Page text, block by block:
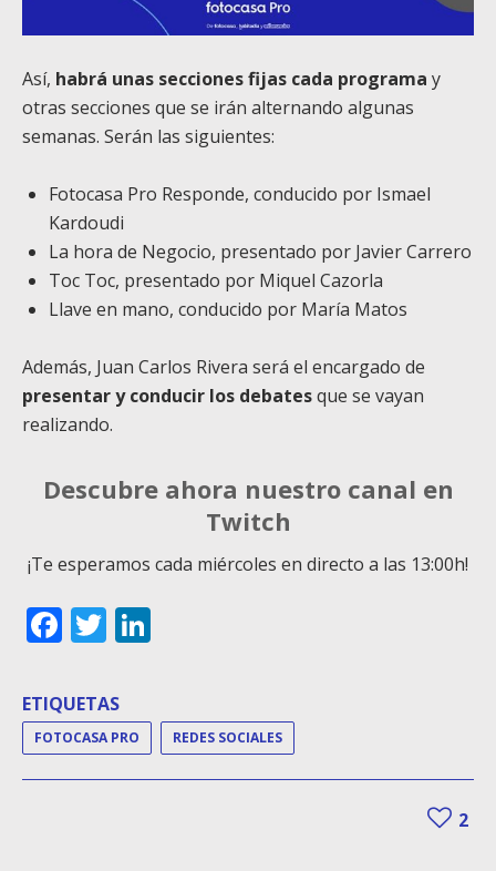
Así, habrá unas secciones fijas cada programa y
otras secciones que se irán alternando algunas
semanas. Serán las siguientes:
Fotocasa Pro Responde, conducido por Ismael
Kardoudi
La hora de Negocio, presentado por Javier Carrero
Toc Toc, presentado por Miquel Cazorla
Llave en mano, conducido por María Matos
Además, Juan Carlos Rivera será el encargado de
presentar y conducir los debatesque se vayan
realizando.
Descubre ahora nuestro canal en
Twitch
¡Te esperamos cada miércoles en directo a las 13:00h!
Facebook
Twitter
ETIQUETAS
FOTOCASA PRO REDES SOCIALES
2